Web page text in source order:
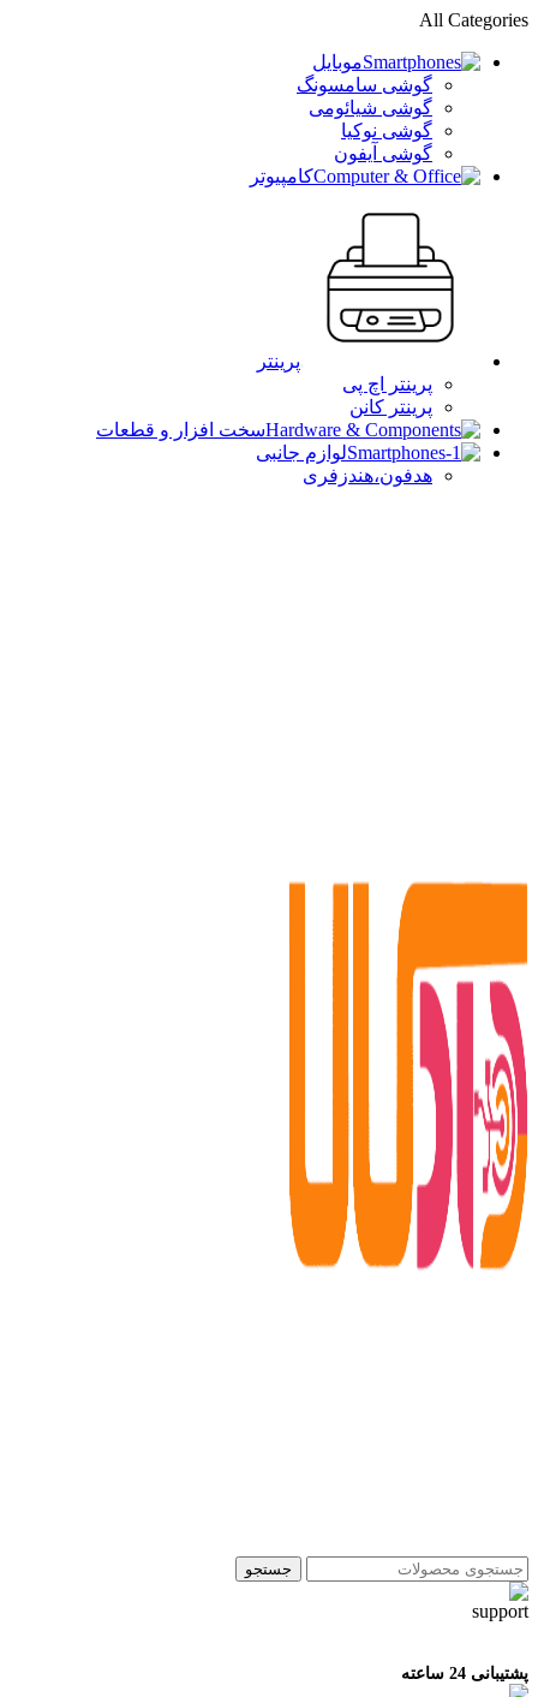
All Categories
موبایل
گوشی سامسونگ
گوشی شیائومی
گوشی نوکیا
گوشی آیفون
کامپیوتر
پرینتر
پرینتر اچ پی
پرینتر کانن
سخت افزار و قطعات
لوازم جانبی
هدفون،هندزفری
جستجو
پشتیبانی 24 ساعته